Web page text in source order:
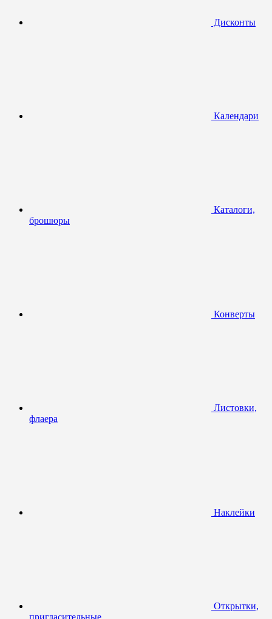
Дисконты
Календари
Каталоги,
брошюры
Конверты
Листовки,
флаера
Наклейки
Открытки,
пригласительные